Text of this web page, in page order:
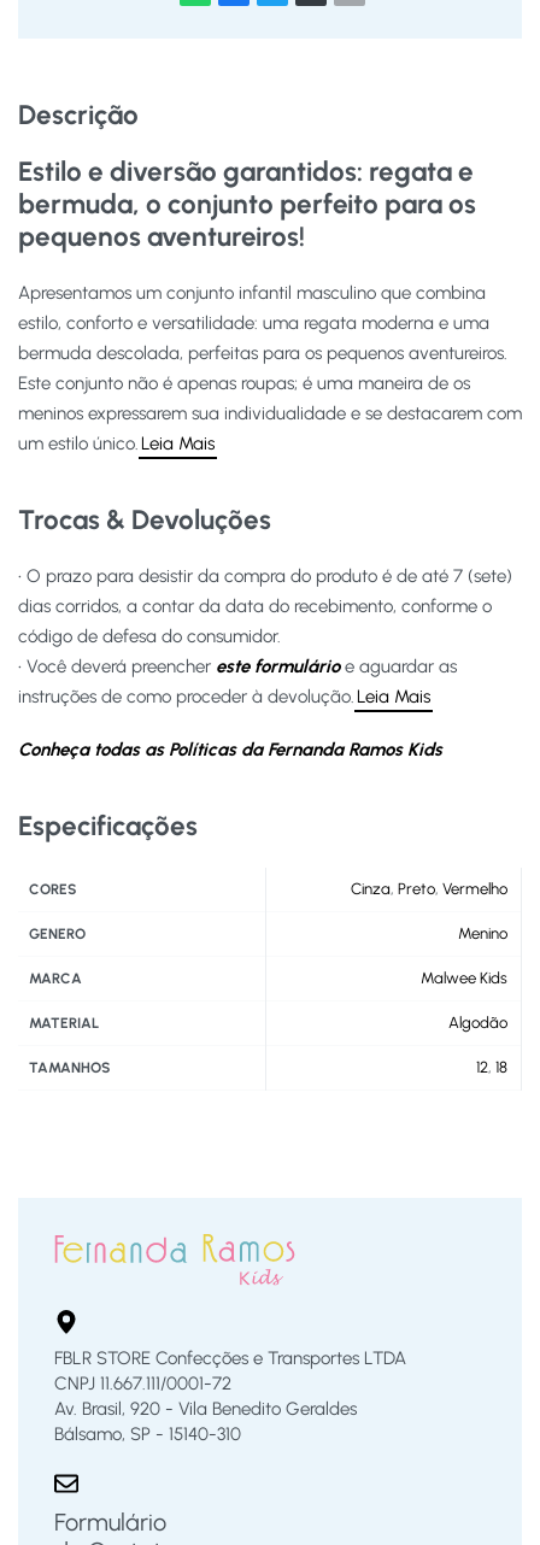
Descrição
Estilo e diversão garantidos: regata e
bermuda, o conjunto perfeito para os
pequenos aventureiros!
Apresentamos um conjunto infantil masculino que combina
estilo, conforto e versatilidade: uma regata moderna e uma
bermuda descolada, perfeitas para os pequenos aventureiros.
Este conjunto não é apenas roupas; é uma maneira de os
meninos expressarem sua individualidade e se destacarem com
um estilo único.Leia Mais
Trocas & Devoluções
• O prazo para desistir da compra do produto é de até 7 (sete)
dias corridos, a contar da data do recebimento, conforme o
código de defesa do consumidor.
• Você deverá preencher este formulárioe aguardar as
instruções de como proceder à devolução.Leia Mais
Conheça todas as Políticas da Fernanda Ramos Kids
Especificações
CORES Cinza, Preto, Vermelho
GENERO Menino
MARCA Malwee Kids
MATERIAL Algodão
TAMANHOS 12, 18
FBLR STORE Confecções e Transportes LTDA
CNPJ 11.667.111/0001-72
Av. Brasil, 920 - Vila Benedito Geraldes
Bálsamo, SP - 15140-310
Formulário